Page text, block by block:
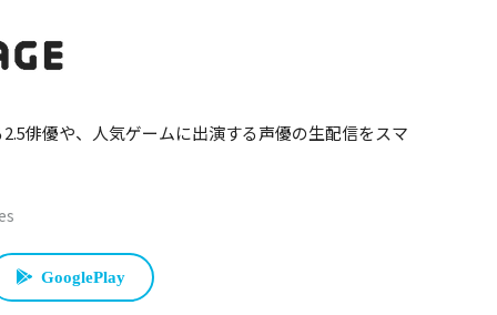
俳優や、人気ゲームに出演する声優の生配信をスマ
GooglePlay